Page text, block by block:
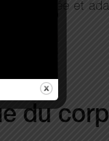
avancée et
du